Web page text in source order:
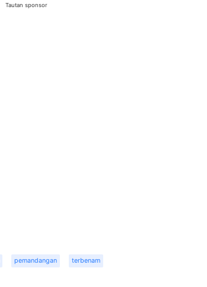
Tautan sponsor
pemandangan terbenam